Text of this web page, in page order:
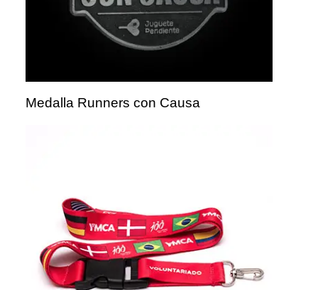
Medalla Runners con Causa